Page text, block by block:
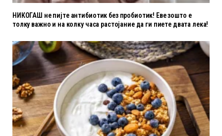
НИКОГАШ не пијте антибиотик без пробиотик! Еве зошто е
толку важно и на колку часа растојание да ги пиете двата лека!